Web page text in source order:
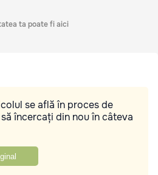
ta poate fi aici
se află în proces de
încercați din nou în câteva